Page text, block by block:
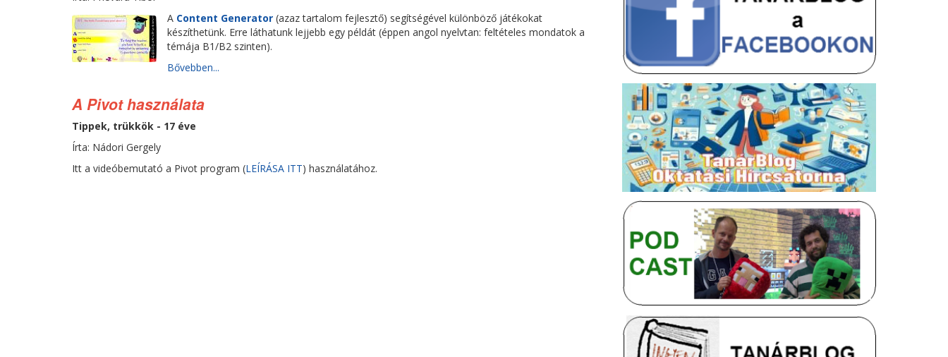
A Content Generator (azaz tartalom fejlesztő) segítségével különböző játékokat
készíthetünk. Erre láthatunk lejjebb egy példát (éppen angol nyelvtan: feltételes mondatok a
témája B1/B2 szinten).
Bővebben...
A Pivot használata
Tippek, trükkök - 17 éve
Írta: Nádori Gergely
Itt a videóbemutató a Pivot program (LEÍRÁSA ITT) használatához.